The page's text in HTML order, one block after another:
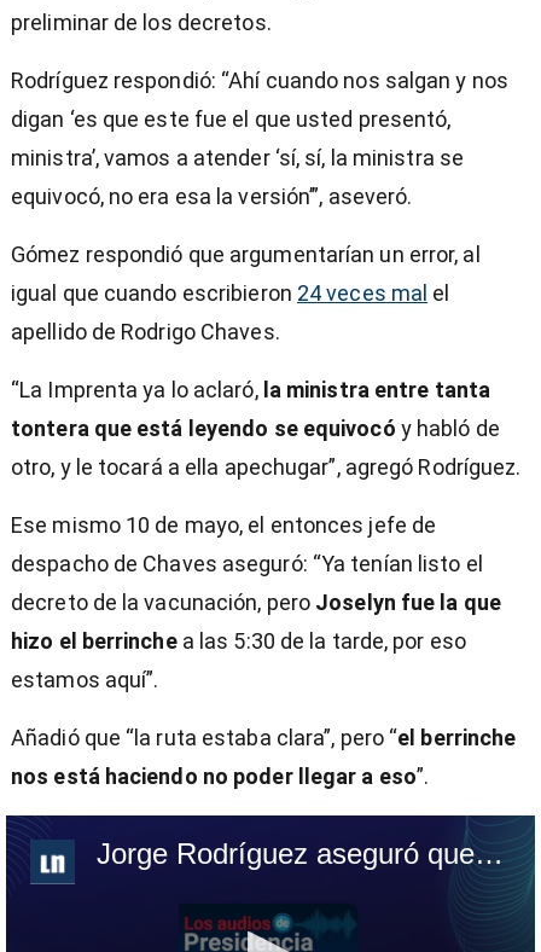
preliminar de los decretos.
Rodríguez respondió: “Ahí cuando nos salgan y nos
digan ‘es que este fue el que usted presentó,
ministra’, vamos a atender ‘sí, sí, la ministra se
equivocó, no era esa la versión’”, aseveró.
Gómez respondió que argumentarían un error, al
igual que cuando escribieron 24 veces mal el
apellido de Rodrigo Chaves.
“La Imprenta ya lo aclaró, la ministra entre tanta
tontera que está leyendo se equivocó y habló de
otro, y le tocará a ella apechugar”, agregó Rodríguez.
Ese mismo 10 de mayo, el entonces jefe de
despacho de Chaves aseguró: “Ya tenían listo el
decreto de la vacunación, pero Joselyn fue la que
hizo el berrinchea las 5:30 de la tarde, por eso
estamos aquí”.
Añadió que “la ruta estaba clara”, pero “el berrinche
nos está haciendo no poder llegar a eso”.
Jorge Rodríguez aseguró que 'berrinche' de Joselyn Chacón atrasó publicación de decretos